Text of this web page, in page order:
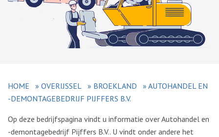
HOME » OVERIJSSEL » BROEKLAND » AUTOHANDEL EN
-DEMONTAGEBEDRIJF PIJFFERS B.V.
Op deze bedrijfspagina vindt u informatie over Autohandel en
-demontagebedrijf Pijffers B.V.. U vindt onder andere het